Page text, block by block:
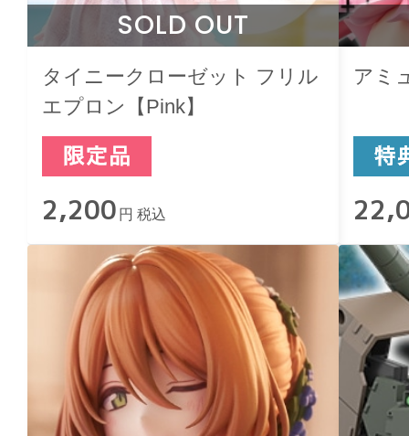
SOLD OUT
タイニークローゼット フリル
エプロン【Pink】
2,200 円 税込
アミ